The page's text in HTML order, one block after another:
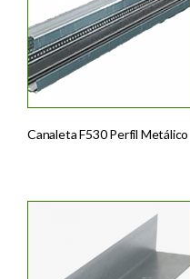
Canaleta F530 Perfil Metálico